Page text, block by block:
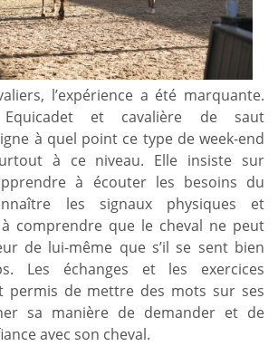
l’expérience a été marquante.
et cavalière de saut
à quel point ce type de week-end
à ce niveau. Elle insiste sur
à écouter les besoins du
les signaux physiques et
comprendre que le cheval ne peut
de lui-même que s’il se sent bien
Les échanges et les exercices
permis de mettre des mots sur ses
sa manière de demander et de
avec son cheval.